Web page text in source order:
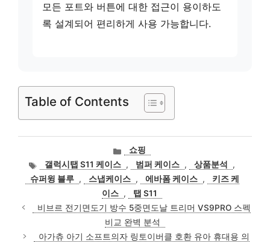
모든 포트와 버튼에 대한 접근이 용이하도
록 설계되어 편리하게 사용 가능합니다.
Table of Contents
카
고
리
쇼핑
태
그
갤럭시탭 S11 케이스 , 범퍼 케이스 , 상품분석
,
슈퍼윙 블루 , 스냅케이스 , 에바폼 케이스 ,
키즈 케
이스 ,
탭 S11
비브르 전기면도기 방수 5중면도날 트리머 VS9PRO 스펙
비교 완벽 분석
아가츄 아기 소프트의자 링토이버클 호환 유아 휴대용 의